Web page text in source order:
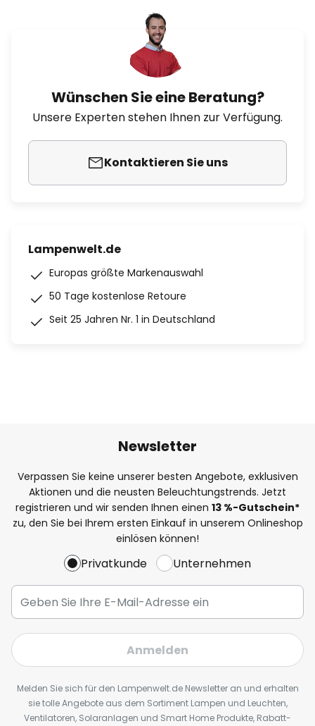
Wünschen Sie eine Beratung?
Unsere Experten stehen Ihnen zur Verfügung.
Kontaktieren Sie uns
Lampenwelt.de
Europas größte Markenauswahl
50 Tage kostenlose Retoure
Seit 25 Jahren Nr. 1 in Deutschland
Newsletter
Verpassen Sie keine unserer besten Angebote, exklusiven
Aktionen und die neusten Beleuchtungstrends. Jetzt
registrieren und wir senden Ihnen einen 13 %-Gutschein*
zu, den Sie bei Ihrem ersten Einkauf in unserem Onlineshop
einlösen können!
Privatkunde Unternehmen
Anmelden
Melden Sie sich für den Lampenwelt.de Newsletter an und erhalten
sie tolle Angebote aus dem Sortiment Lampen und Leuchten,
Ventilatoren, Solaranlagen und Smart Home Produkte, Rabatt-